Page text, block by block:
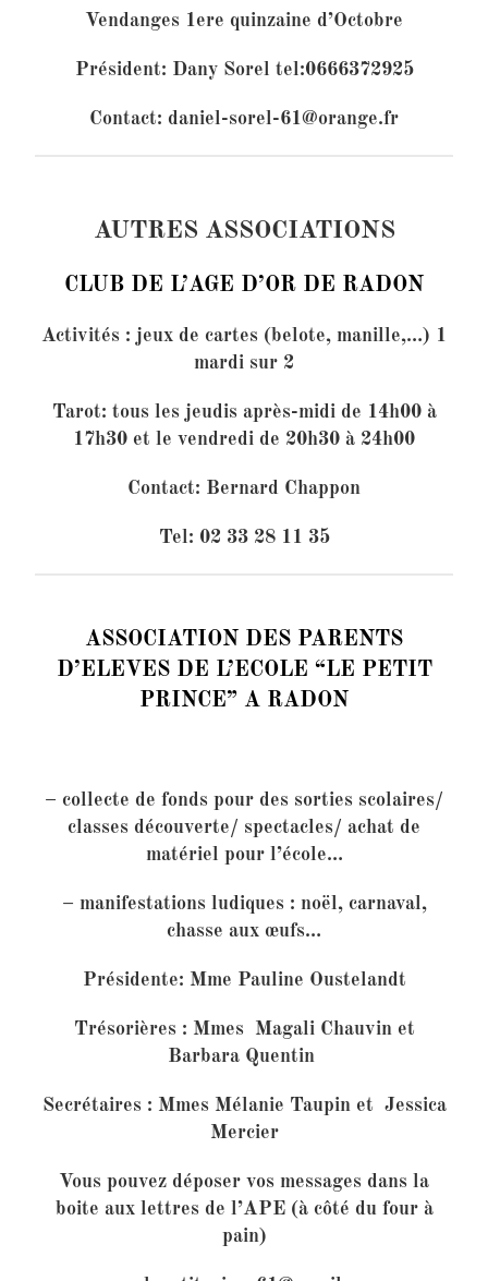
Vendanges 1ere quinzaine d’Octobre
Président: Dany Sorel tel:0666372925
Contact: daniel-sorel-61@orange.fr
AUTRES ASSOCIATIONS
CLUB DE L’AGE D’OR DE RADON
Activités : jeux de cartes (belote, manille,…) 1
mardi sur 2
Tarot: tous les jeudis après-midi de 14h00 à
17h30 et le vendredi de 20h30 à 24h00
Contact: Bernard Chappon
Tel: 02 33 28 11 35
ASSOCIATION DES PARENTS
D’ELEVES DE L’ECOLE “LE PETIT
PRINCE” A RADON
– collecte de fonds pour des sorties scolaires/
classes découverte/ spectacles/ achat de
matériel pour l’école…
– manifestations ludiques : noël, carnaval,
chasse aux œufs…
Présidente: Mme Pauline Oustelandt
Trésorières : Mmes Magali Chauvin et
Barbara Quentin
Secrétaires : Mmes Mélanie Taupin et Jessica
Mercier
Vous pouvez déposer vos messages dans la
boite aux lettres de l’APE (à côté du four à
pain)